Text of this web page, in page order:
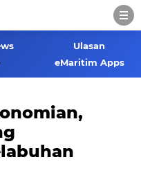
Ulasan
eMaritim Apps